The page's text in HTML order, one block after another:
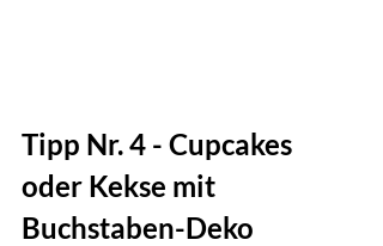
Tipp Nr. 4 - Cupcakes
oder Kekse mit
Buchstaben-Deko